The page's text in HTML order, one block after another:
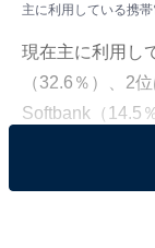
主に利用している携
現在主に利用し
（32.6％）、2
Softbank（14.5
と大きな変動は